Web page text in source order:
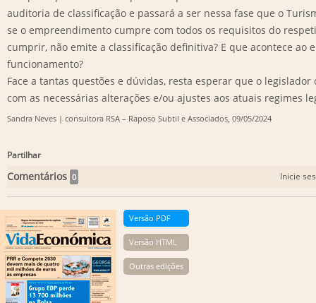
auditoria de classificação e passará a ser nessa fase que o
se o empreendimento cumpre com todos os requisitos do
cumprir, não emite a classificação definitiva? E que acontece ao
funcionamento?
Face a tantas questões e dúvidas, resta esperar que o
com as necessárias alterações e/ou ajustes aos atuais regimes
Sandra Neves | consultora RSA – Raposo Subtil e Associados, 09/05/2024
Partilhar
Comentários 0 Inicie
Versão PDF
Versão HTML
Outras edições